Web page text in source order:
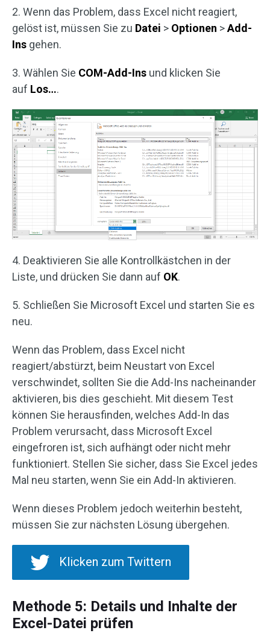
2. Wenn das Problem, dass Excel nicht reagiert,
gelöst ist, müssen Sie zu Datei > Optionen >Add-
Ins gehen.
3. Wählen Sie COM-Add-Ins und klicken Sie
auf Los….
4. Deaktivieren Sie alle Kontrollkästchen in der
Liste, und drücken Sie dann auf OK.
5. Schließen Sie Microsoft Excel und starten Sie es
neu.
Wenn das Problem, dass Excel nicht
reagiert/abstürzt, beim Neustart von Excel
verschwindet, sollten Sie die Add-Ins nacheinander
aktivieren, bis dies geschieht. Mit diesem Test
können Sie herausfinden, welches Add-In das
Problem verursacht, dass Microsoft Excel
eingefroren ist, sich aufhängt oder nicht mehr
funktioniert. Stellen Sie sicher, dass Sie Excel jedes
Mal neu starten, wenn Sie ein Add-In aktivieren.
Wenn dieses Problem jedoch weiterhin besteht,
müssen Sie zur nächsten Lösung übergehen.
Klicken zum Twittern
Methode 5: Details und Inhalte der
Excel-Datei prüfen